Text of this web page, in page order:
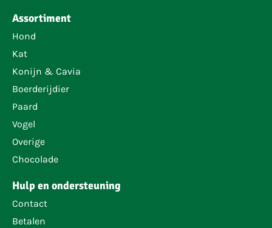
Assortiment
Hond
Kat
Konijn & Cavia
Boerderijdier
Paard
Vogel
Overige
Chocolade
Hulp en ondersteuning
Contact
Betalen